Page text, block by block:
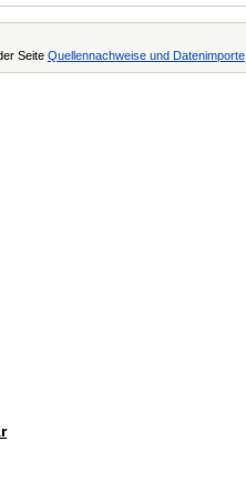
Seite Quellennachweise und Datenimporte